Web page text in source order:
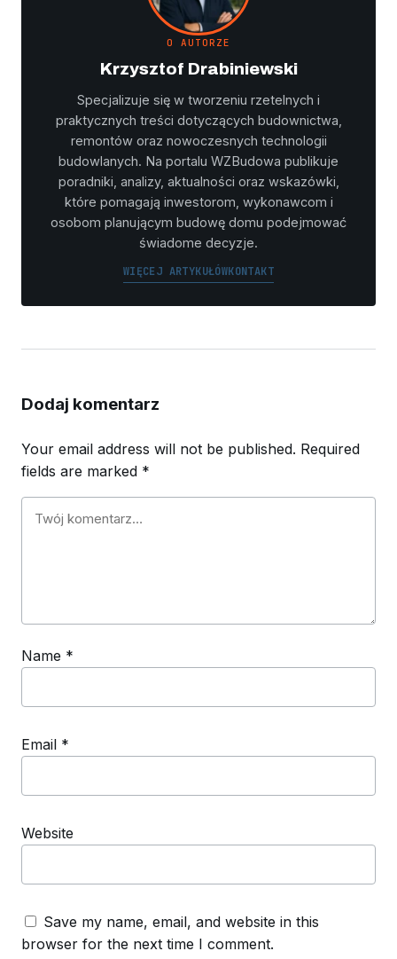
O AUTORZE
Krzysztof Drabiniewski
Specjalizuje się w tworzeniu rzetelnych i
praktycznych treści dotyczących budownictwa,
remontów oraz nowoczesnych technologii
budowlanych. Na portalu WZBudowa publikuje
poradniki, analizy, aktualności oraz wskazówki,
które pomagają inwestorom, wykonawcom i
osobom planującym budowę domu podejmować
świadome decyzje.
WIĘCEJ ARTYKUŁÓWKONTAKT
Dodaj komentarz
Your email address will not be published. Required
fields are marked *
Name *
Email *
Website
Save my name, email, and website in this
browser for the next time I comment.